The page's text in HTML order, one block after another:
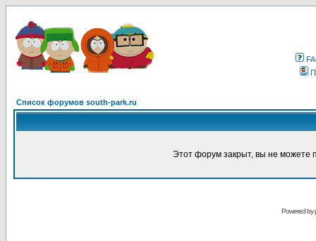
Список форумов south-park.ru
Этот форум закрыт, вы не можете
Powered by